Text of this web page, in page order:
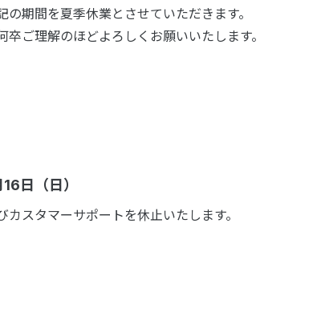
期間を夏季休業とさせていただきます。
ご理解のほどよろしくお願いいたします。
日（日）
スタマーサポートを休止いたします。